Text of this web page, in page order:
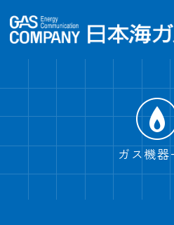
お
商
導
ガス機器